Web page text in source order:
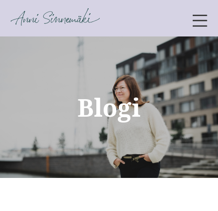
ANNI SINNEMÄKI
Blogi